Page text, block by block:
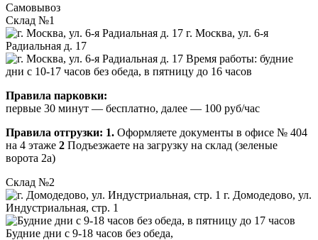
Самовывоз
Склад №1
г. Москва, ул. 6-я
Радиальная д. 17
Время работы: будние
дни с 10-17 часов без обеда, в пятницу до 16 часов
Правила парковки:
первые 30 минут — бесплатно, далее — 100 руб/час
Правила отгрузки: 1. Оформляете документы в офисе № 404
на 4 этаже 2 Подъезжаете на загрузку на склад (зеленые
ворота 2а)
Склад №2
г. Домодедово, ул.
Индустриальная, стр. 1
Будние дни с 9-18 часов без обеда,